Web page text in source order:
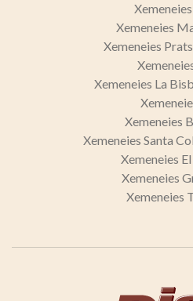
Xemeneies
Xemeneies
Xemeneies La
Xemeneies
Xemeneies Santa
Xemeneies
Xemeneies
Xemeneies